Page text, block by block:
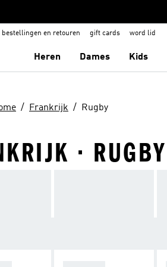
bestellingen en retouren gift cards word lid
Heren Dames Kids
Frankrijk Rugby
· RUGBY